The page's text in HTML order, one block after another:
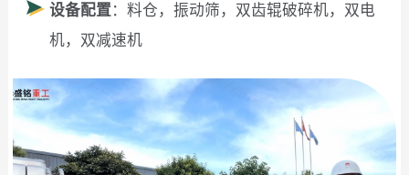
设备配置：料仓，振动筛，双齿辊破碎机，双电
机，双减速机